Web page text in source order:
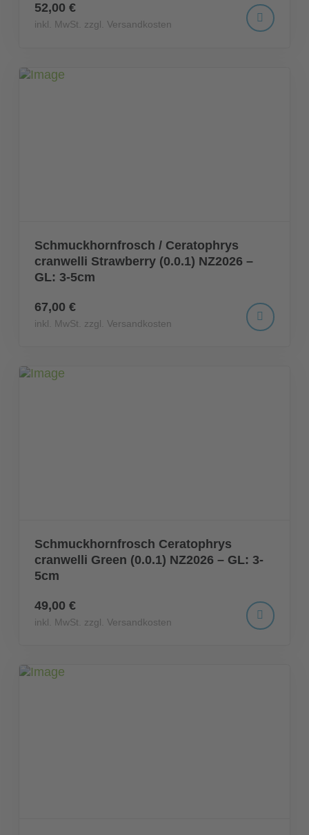
52,00 €
inkl. MwSt. zzgl. Versandkosten
Schmuckhornfrosch / Ceratophrys
cranwelli Strawberry (0.0.1) NZ2026 –
GL: 3-5cm
67,00 €
inkl. MwSt. zzgl. Versandkosten
Schmuckhornfrosch Ceratophrys
cranwelli Green (0.0.1) NZ2026 – GL: 3-
5cm
49,00 €
inkl. MwSt. zzgl. Versandkosten